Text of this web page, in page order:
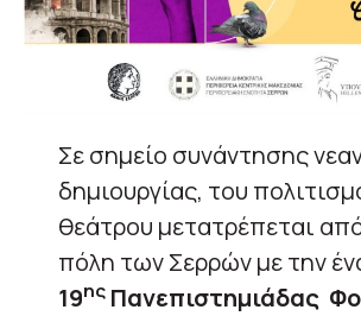
Σε σημείο συνάντησης
δημιουργίας, του
θεάτρου μετατρέπεται
πόλη των Σερρών με την
19ης Πανεπιστημιάδας